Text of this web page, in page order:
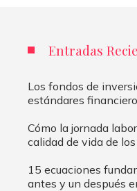
Entradas
Los fondos de
estándares
Cómo la jornada
calidad de vida de
15 ecuaciones
antes y un después